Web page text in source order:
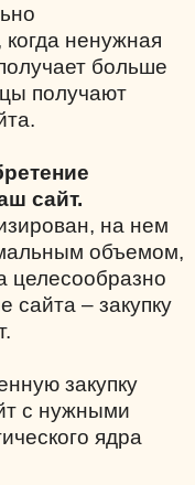
ненужная
больше
получают
сайт.
на нем
объемом,
целесообразно
сайта – закупку
закупку
с нужными
ядра